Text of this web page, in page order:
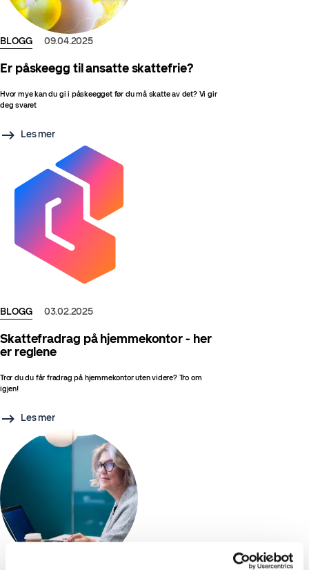
BLOGG 09.04.2025
Er påskeegg til ansatte skattefrie?
Hvor mye kan du gi i påskeegget før du må skatte av det? Vi gir
deg svaret
Les mer
BLOGG 03.02.2025
Skattefradrag på hjemmekontor - her
er reglene
Tror du du får fradrag på hjemmekontor uten videre? Tro om
igjen!
Les mer